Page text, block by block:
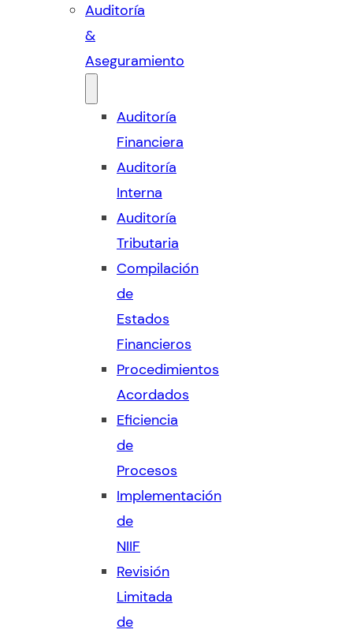
Auditoría
&
Aseguramiento
Auditoría
Financiera
Auditoría
Interna
Auditoría
Tributaria
Compilación
de
Estados
Financieros
Procedimientos
Acordados
Eficiencia
de
Procesos
Implementación
de
NIIF
Revisión
Limitada
de